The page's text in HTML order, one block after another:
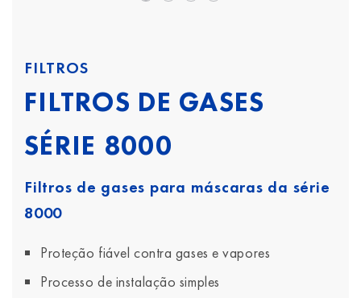
FILTROS
FILTROS DE GASES
SÉRIE 8000
Filtros de gases para máscaras da série
8000
Proteção fiável contra gases e vapores
Processo de instalação simples